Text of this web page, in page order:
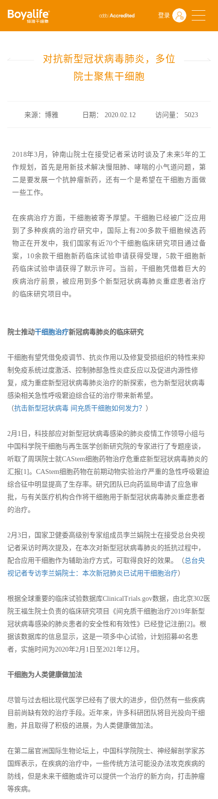
登录
首页 什么是干细胞
前沿动态
对抗新型冠状病毒肺炎，多位院士聚焦干细胞
对抗新型冠状病毒肺炎，多位
院士聚焦干细胞
来源：博雅 日期： 2020.02.12 访问量：5023
2018年3月，钟南山院士在接受记者采访时谈及了未来5年的工
作规划，首先是用新技术解决慢阻肺、哮喘的小气道问题，第
二是要发展一个抗肿瘤新药，还有一个是希望在干细胞方面做
一些工作。
在疾病治疗方面，干细胞被寄予厚望。干细胞已经被广泛应用
到了多种疾病的治疗研究中，国际上有200多款干细胞候选药
物正在开发中，我们国家有近70个干细胞临床研究项目通过备
案，10余款干细胞新药临床试验申请获得受理，5款干细胞新
药临床试验申请获得了默示许可。当前，干细胞凭借着巨大的
疾病治疗前景，被应用到多个新型冠状病毒肺炎重症患者治疗
的临床研究项目中。
院士推动干细胞治疗新冠病毒肺炎的临床研究
干细胞有望凭借免疫调节、抗炎作用以及修复受损组织的特性来抑
制免疫系统过度激活、控制肺部急性炎症反应以及促进内源性修
复，成为重症新型冠状病毒肺炎治疗的新探索，也为新型冠状病毒
感染相关急性呼吸窘迫综合征的治疗带来新希望。
（抗击新型冠状病毒 间充质干细胞如何发力？ ）
2月1日，科技部应对新型冠状病毒感染的肺炎疫情工作领导小组与
中国科学院干细胞与再生医学创新研究院的专家进行了专题座谈，
听取了周琪院士就CAStem细胞药物治疗危重症新型冠状病毒肺炎的
汇报[1]。CAStem细胞药物在前期动物实验治疗严重的急性呼吸窘迫
综合征中明显提高了生存率。研究团队已向药监局申请了应急审
批，与有关医疗机构合作将干细胞用于新型冠状病毒肺炎重症患者
的治疗。
2月3日，国家卫健委高级别专家组成员李兰娟院士在接受总台央视
记者采访时两次提及，在本次对新型冠状病毒肺炎的抵抗过程中，
配合应用干细胞作为辅助治疗方式，可取得良好的效果。（总台央
视记者专访李兰娟院士：本次新冠肺炎已试用干细胞治疗）
根据全球重要的临床试验数据库ClinicalTrials.gov数据，由北京302医
院王福生院士负责的临床研究项目《间充质干细胞治疗2019年新型
冠状病毒感染的肺炎患者的安全性和有效性》已经登记注册[2]。根
据该数据库的信息显示，这是一项多中心试验，计划招募40名患
者，实施时间为2020年2月1日至2021年12月。
干细胞为人类健康做加法
尽管与过去相比现代医学已经有了很大的进步，但仍然有一些疾病
目前尚缺有效的治疗手段。近年来，许多科研团队将目光投向干细
胞，并且取得了积极的进展，为人类健康做加法。
在第二届官洲国际生物论坛上，中国科学院院士、神经解剖学家苏
国辉表示，在疾病的治疗中，一些传统方法可能没办法攻克疾病的
防线，但是未来干细胞或许可以提供一个治疗的新方向，打击肿瘤
等疾病。